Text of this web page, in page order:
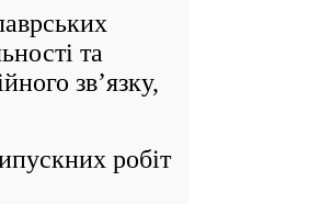
та
зв’язку,
робіт